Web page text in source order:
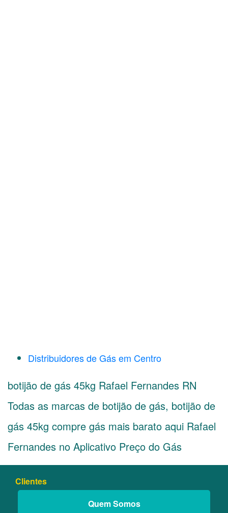
Distribuidores de Gás em Centro
botijão de gás 45kg Rafael Fernandes RN
Todas as marcas de botijão de gás, botijão de
gás 45kg compre gás mais barato aqui Rafael
Fernandes no Aplicativo Preço do Gás
Clientes
Quem Somos